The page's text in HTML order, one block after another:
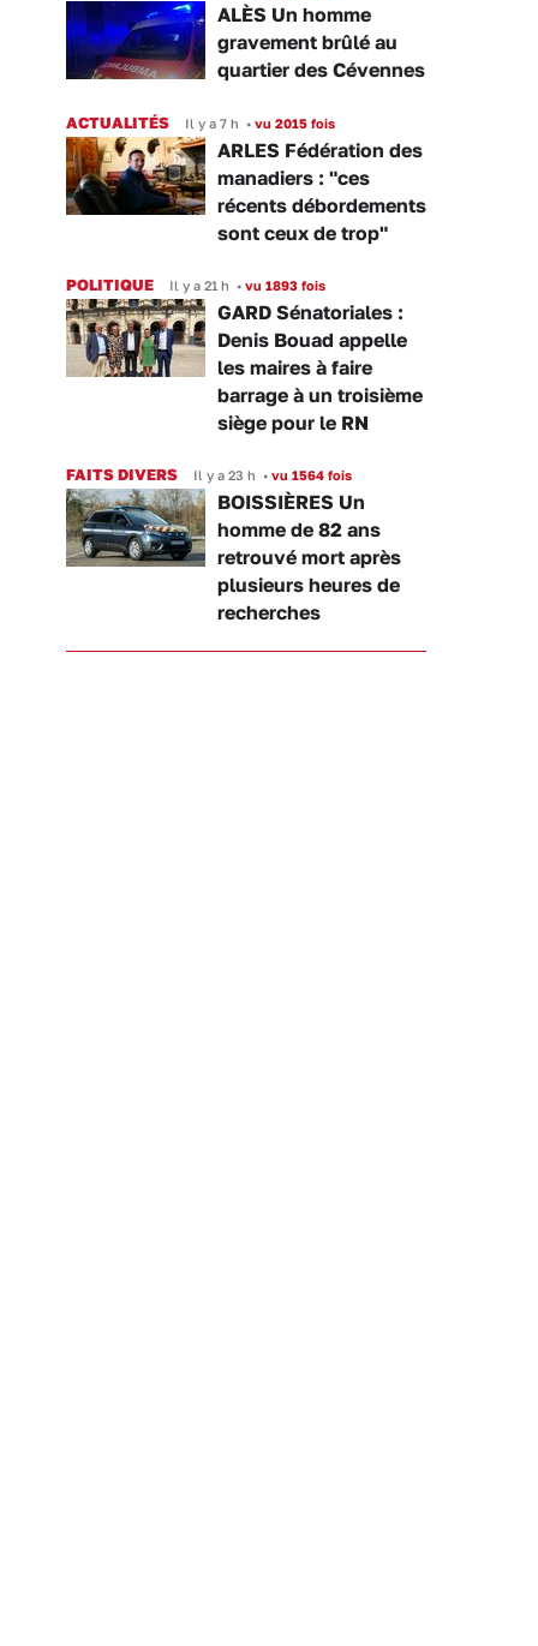
ALÈS Un homme
gravement brûlé au
quartier des Cévennes
ACTUALITÉS Il y a 7 h • vu 2015 fois
ARLES Fédération des
manadiers : "ces
récents débordements
sont ceux de trop"
POLITIQUE Il y a 21 h • vu 1893 fois
GARD Sénatoriales :
Denis Bouad appelle
les maires à faire
barrage à un troisième
siège pour le RN
FAITS DIVERS Il y a 23 h • vu 1564 fois
BOISSIÈRES Un
homme de 82 ans
retrouvé mort après
plusieurs heures de
recherches